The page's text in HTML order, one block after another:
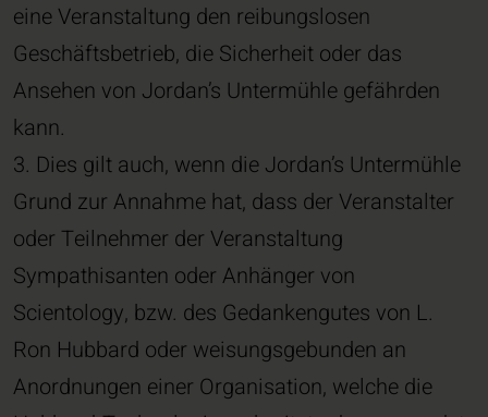
eine Veranstaltung den reibungslosen
Geschäftsbetrieb, die Sicherheit oder das
Ansehen von Jordan’s Untermühle gefährden
kann.
3. Dies gilt auch, wenn die Jordan’s Untermühle
Grund zur Annahme hat, dass der Veranstalter
oder Teilnehmer der Veranstaltung
Sympathisanten oder Anhänger von
Scientology, bzw. des Gedankengutes von L.
Ron Hubbard oder weisungsgebunden an
Anordnungen einer Organisation, welche die